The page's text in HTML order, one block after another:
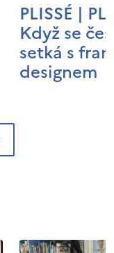
PLISSÉ |
Když se
setká s
designem